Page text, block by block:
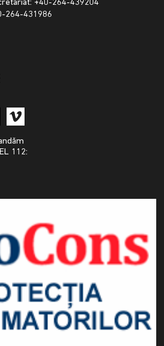
+40-264-439204
264-431986
112: